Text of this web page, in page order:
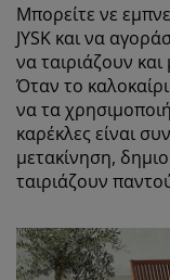
Μπορείτε νε
JYSK και να
να ταιριάζουν
Όταν το
να τα
καρέκλες είναι
μετακίνηση,
ταιριάζουν